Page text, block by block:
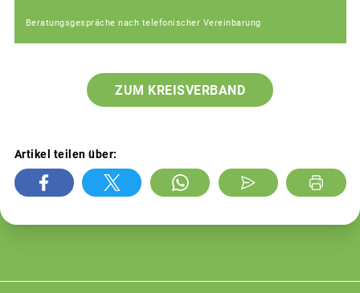
Beratungsgespräche nach telefonischer Vereinbarung
ZUM KREISVERBAND
Artikel teilen über: